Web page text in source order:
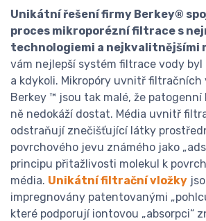
Unikátní řešení firmy Berkey®
proces mikroporézní filtrace s
technologiemi a nejkvalitnějšími
vám nejlepší systém filtrace vody byl
a kdykoli. Mikropóry uvnitř filtračních
Berkey ™ jsou tak malé, že patogenní
ně nedokáží dostat. Média uvnitř
odstraňují znečišťující látky
povrchového jevu známého jako
principu přitažlivosti molekul k
média. Unikátní filtrační vložky
impregnovány patentovanými
které podporují iontovou „absorpci“